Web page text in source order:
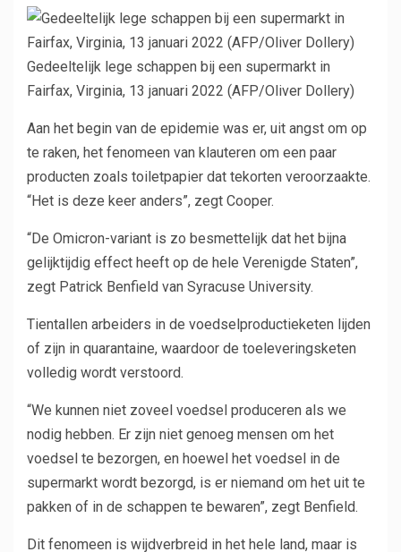
Gedeeltelijk lege schappen bij een supermarkt in
Fairfax, Virginia, 13 januari 2022 (AFP/Oliver Dollery)
Aan het begin van de epidemie was er, uit angst om op
te raken, het fenomeen van klauteren om een ​​paar
producten zoals toiletpapier dat tekorten veroorzaakte.
“Het is deze keer anders”, zegt Cooper.
“De Omicron-variant is zo besmettelijk dat het bijna
gelijktijdig effect heeft op de hele Verenigde Staten”,
zegt Patrick Benfield van Syracuse University.
Tientallen arbeiders in de voedselproductieketen lijden
of zijn in quarantaine, waardoor de toeleveringsketen
volledig wordt verstoord.
“We kunnen niet zoveel voedsel produceren als we
nodig hebben. Er zijn niet genoeg mensen om het
voedsel te bezorgen, en hoewel het voedsel in de
supermarkt wordt bezorgd, is er niemand om het uit te
pakken of in de schappen te bewaren”, zegt Benfield.
Dit fenomeen is wijdverbreid in het hele land, maar is